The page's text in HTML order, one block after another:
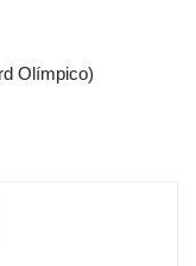
Olímpico)